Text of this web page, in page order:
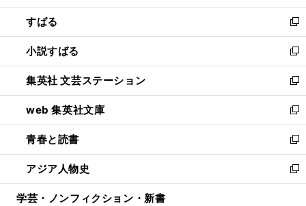
開
く
ウ
で
開
く
ン
ド
ウ
で
開
く
すばる
新
し
い
ウ
ィ
ン
ド
ウ
で
開
く
小説すばる
新
し
い
ウ
ィ
ン
ド
ウ
で
開
集英社 文芸ステーション
新
し
い
ウ
ィ
ン
ド
ウ
web 集英社文庫
新
し
い
ウ
ィ
ン
青春と読書
新
し
い
ウ
アジア人物史
新
し
学芸・ノンフィクション・新書